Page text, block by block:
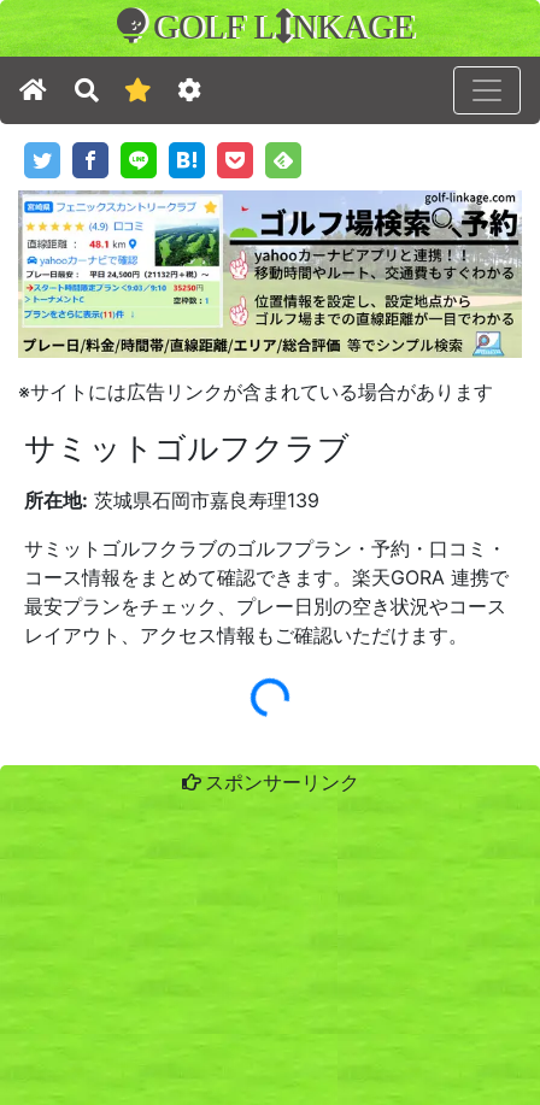
GOLF L NKAGE
※サイトには広告リンクが含まれている場合があります
サミットゴルフクラブ
所在地: 茨城県石岡市嘉良寿理139
サミットゴルフクラブのゴルフプラン・予約・口コミ・
コース情報をまとめて確認できます。楽天GORA 連携で
最安プランをチェック、プレー日別の空き状況やコース
レイアウト、アクセス情報もご確認いただけます。
スポンサーリンク